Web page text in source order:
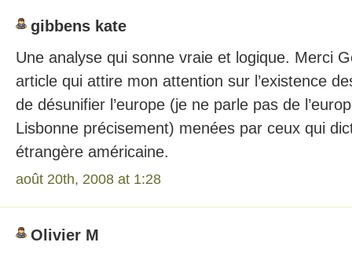
gibbens kate
Une analyse qui sonne vraie et logique. Merci
article qui attire mon attention sur l’existence
de désunifier l’europe (je ne parle pas de
Lisbonne précisement) menées par ceux qui
étrangère américaine.
août 20th, 2008 at 1:28
Olivier M